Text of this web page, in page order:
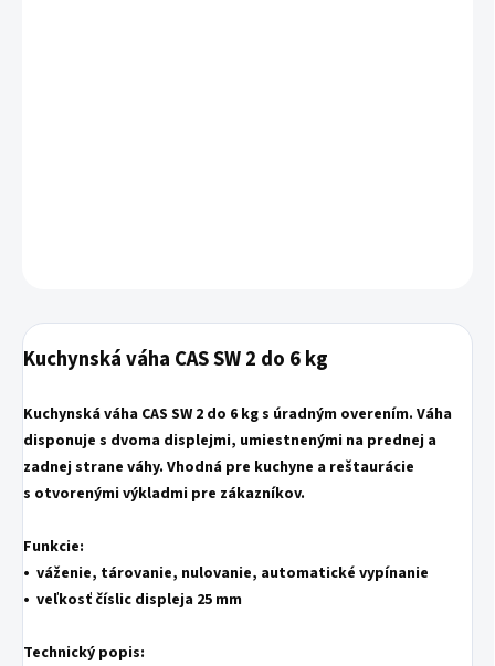
Kuchynská váha CAS SW 2 do 6 kg
Kuchynská váha CAS SW 2 do 6 kg s úradným overením. Váha
disponuje s dvoma displejmi, umiestnenými na prednej a
zadnej strane váhy. Vhodná pre kuchyne a reštaurácie
s otvorenými výkladmi pre zákazníkov.
Funkcie:
• váženie, tárovanie, nulovanie, automatické vypínanie
• veľkosť číslic displeja 25 mm
Technický popis: